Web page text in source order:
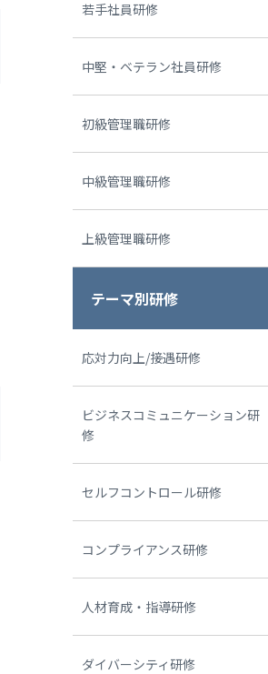
若手社員研修
中堅・ベテラン社員研修
初級管理職研修
中級管理職研修
上級管理職研修
テーマ別研修
応対力向上/接遇研修
ビジネスコミュニケーション研
修
セルフコントロール研修
コンプライアンス研修
人材育成・指導研修
ダイバーシティ研修